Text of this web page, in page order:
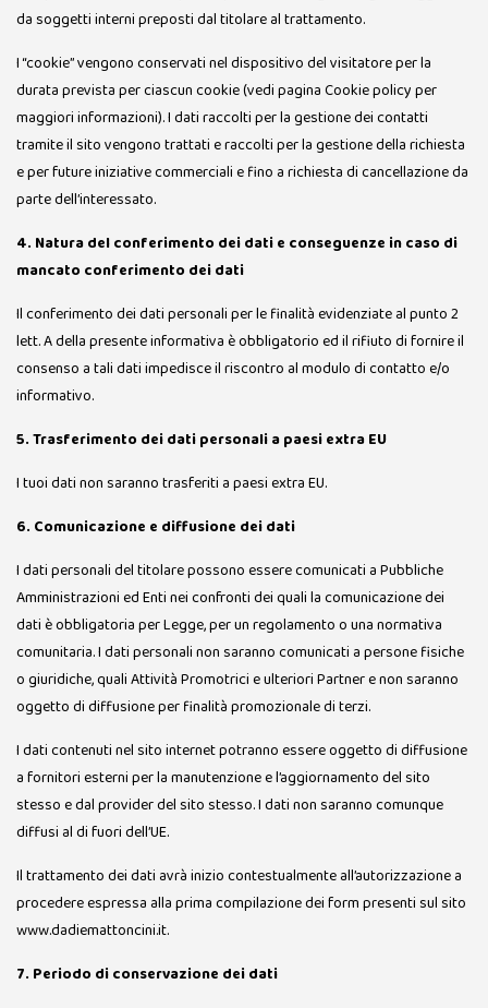
da soggetti interni preposti dal titolare al trattamento.
I “cookie” vengono conservati nel dispositivo del visitatore per la
durata prevista per ciascun cookie (vedi pagina Cookie policy per
maggiori informazioni). I dati raccolti per la gestione dei contatti
tramite il sito vengono trattati e raccolti per la gestione della richiesta
e per future iniziative commerciali e fino a richiesta di cancellazione da
parte dell’interessato.
4. Natura del conferimento dei dati e conseguenze in caso di
mancato conferimento dei dati
Il conferimento dei dati personali per le finalità evidenziate al punto 2
lett. A della presente informativa è obbligatorio ed il rifiuto di fornire il
consenso a tali dati impedisce il riscontro al modulo di contatto e/o
informativo.
5. Trasferimento dei dati personali a paesi extra EU
I tuoi dati non saranno trasferiti a paesi extra EU.
6. Comunicazione e diffusione dei dati
I dati personali del titolare possono essere comunicati a Pubbliche
Amministrazioni ed Enti nei confronti dei quali la comunicazione dei
dati è obbligatoria per Legge, per un regolamento o una normativa
comunitaria. I dati personali non saranno comunicati a persone fisiche
o giuridiche, quali Attività Promotrici e ulteriori Partner e non saranno
oggetto di diffusione per finalità promozionale di terzi.
I dati contenuti nel sito internet potranno essere oggetto di diffusione
a fornitori esterni per la manutenzione e l’aggiornamento del sito
stesso e dal provider del sito stesso. I dati non saranno comunque
diffusi al di fuori dell’UE.
Il trattamento dei dati avrà inizio contestualmente all’autorizzazione a
procedere espressa alla prima compilazione dei form presenti sul sito
www.dadiemattoncini.it.
7. Periodo di conservazione dei dati